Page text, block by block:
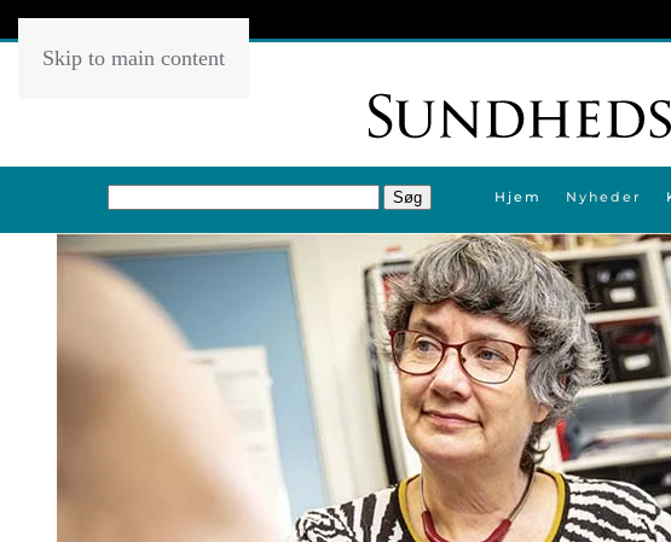
Skip to main content
Hjem Nyheder